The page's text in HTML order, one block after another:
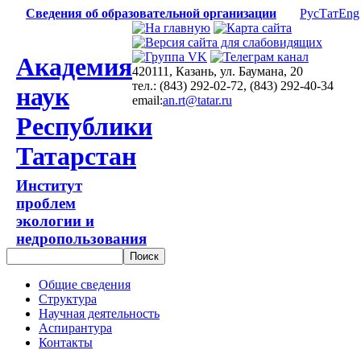
Сведения об образовательной организации РусТатEng
Академия
наук
Республики
Татарстан
Институт
проблем
экологии и
недропользования
420111, Казань, ул. Баумана, 20
тел.: (843) 292-02-72, (843) 292-40-34
email:an.rt@tatar.ru
Общие сведения
Структура
Научная деятельность
Аспирантура
Контакты